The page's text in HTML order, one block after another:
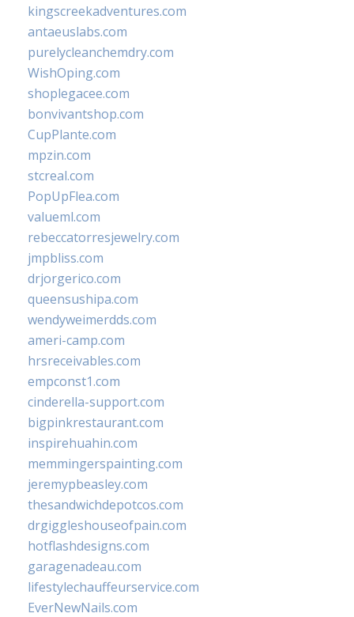
kingscreekadventures.com
antaeuslabs.com
purelycleanchemdry.com
WishOping.com
shoplegacee.com
bonvivantshop.com
CupPlante.com
mpzin.com
stcreal.com
PopUpFlea.com
valueml.com
rebeccatorresjewelry.com
jmpbliss.com
drjorgerico.com
queensushipa.com
wendyweimerdds.com
ameri-camp.com
hrsreceivables.com
empconst1.com
cinderella-support.com
bigpinkrestaurant.com
inspirehuahin.com
memmingerspainting.com
jeremypbeasley.com
thesandwichdepotcos.com
drgiggleshouseofpain.com
hotflashdesigns.com
garagenadeau.com
lifestylechauffeurservice.com
EverNewNails.com